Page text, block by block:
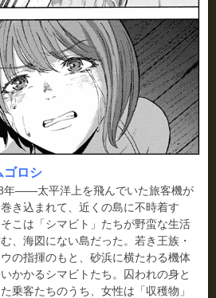
ゴロシ
年――太平洋上を飛んでいた旅客機が
き込まれて、近くの島に不時着す
こは「シマビト」たちが野蛮な生活
、海図にない島だった。若き王族・
の指揮のもと、砂浜に横たわる機体
かかるシマビトたち。囚われの身と
乗客たちのうち、女性は「収穫物」